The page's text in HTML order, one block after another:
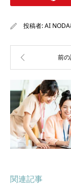
投稿者:AI
関連記事